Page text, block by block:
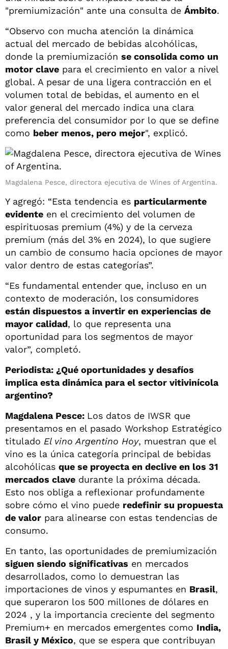
"premiumización" ante una consulta de Ámbito.
“Observo con mucha atención la dinámica
actual del mercado de bebidas alcohólicas,
donde la premiumización se consolida como un
motor clave para el crecimiento en valor a nivel
global. A pesar de una ligera contracción en el
volumen total de bebidas, el aumento en el
valor general del mercado indica una clara
preferencia del consumidor por lo que se define
como beber menos, pero mejor", explicó.
Magdalena Pesce, directora ejecutiva de Wines of Argentina.
Y agregó: “Esta tendencia es particularmente
evidente en el crecimiento del volumen de
espirituosas premium (4%) y de la cerveza
premium (más del 3% en 2024), lo que sugiere
un cambio de consumo hacia opciones de mayor
valor dentro de estas categorías”.
“Es fundamental entender que, incluso en un
contexto de moderación, los consumidores
están dispuestos a invertir en experiencias de
mayor calidad, lo que representa una
oportunidad para los segmentos de mayor
valor”, completó.
Periodista: ¿Qué oportunidades y desafíos
implica esta dinámica para el sector vitivinícola
argentino?
Magdalena Pesce: Los datos de IWSR que
presentamos en el pasado Workshop Estratégico
titulado El vino Argentino Hoy, muestran que el
vino es la única categoría principal de bebidas
alcohólicas que se proyecta en declive en los 31
mercados clave durante la próxima década.
Esto nos obliga a reflexionar profundamente
sobre cómo el vino puede redefinir su propuesta
de valor para alinearse con estas tendencias de
consumo.
En tanto, las oportunidades de premiumización
siguen siendo significativas en mercados
desarrollados, como lo demuestran las
importaciones de vinos y espumantes en Brasil,
que superaron los 500 millones de dólares en
2024 , y la importancia creciente del segmento
Premium+ en mercados emergentes como India,
Brasil y México, que se espera que contribuyan